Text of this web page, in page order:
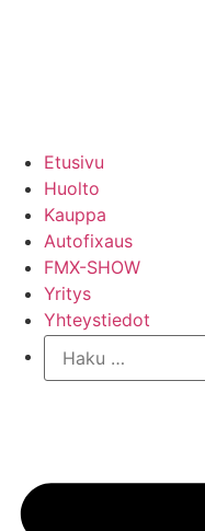
Etusivu
Huolto
Kauppa
Autofixaus
FMX-SHOW
Yritys
Yhteystiedot